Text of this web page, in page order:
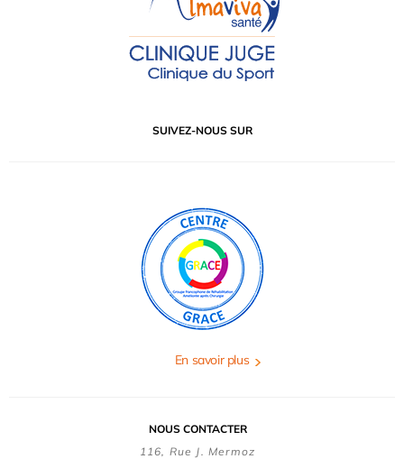
SUIVEZ-NOUS SUR
En savoir plus
NOUS CONTACTER
116, Rue J. Mermoz